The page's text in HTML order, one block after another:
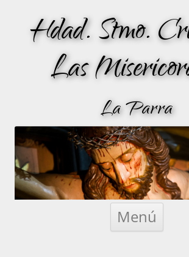
Hdad. Stmo.
Las
La Parra
Menú
Saltar